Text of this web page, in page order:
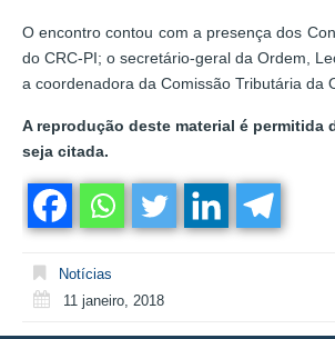
O encontro contou com a presença dos
do CRC-PI; o secretário-geral da Ordem,
a coordenadora da Comissão Tributária da
A reprodução deste material é permitida
seja citada.
Notícias
11 janeiro, 2018